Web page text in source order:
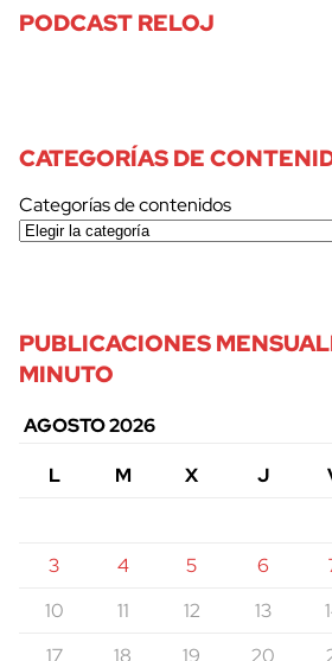
PODCAST RELOJ
CATEGORÍAS DE
Categorías de contenidos
PUBLICACIONES
MINUTO
AGOSTO 2026
L
M X J
3
4 5 6
10
11 12 13
17
18 19 20